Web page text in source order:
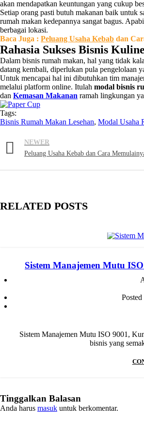
akan mendapatkan keuntungan yang cukup
Setiap orang pasti butuh makanan baik untuk
rumah makan kedepannya sangat bagus.
berbagai lokasi.
Baca Juga : Peluang Usaha Kebab dan
Rahasia Sukses Bisnis
Dalam bisnis rumah makan, hal yang tidak
datang kembali, diperlukan pula pengelolaan
Untuk mencapai hal ini dibutuhkan tim
melalui platform online. Itulah modal bisnis
dan Kemasan Makanan ramah lingkungan
Tags:
Bisnis Rumah Makan Lesehan, Modal Usaha
NEWER
Peluang Usaha Kebab dan Cara
RELATED POSTS
Sistem Manajemen Mutu
Sistem Manajemen Mutu ISO 9001,
bisnis yang
Tinggalkan Balasan
Anda harus masuk untuk berkomentar.